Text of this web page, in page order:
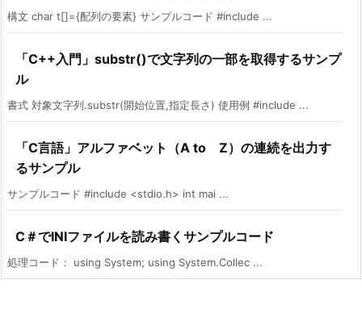
構文 char t[]={配列の要素} サンプルコード #include ...
「C++入門」substr()で文字列の一部を取得するサンプ
ル
書式 対象文字列.substr(開始位置,指定長さ) 使用例 #include ...
「C言語」アルファベット（A to Z）の連続を出力す
るサンプル
サンプルコード #include <stdio.h> int mai ...
C＃でINIファイルを読み書くサンプルコード
処理コード： using System; using System.Collec ...